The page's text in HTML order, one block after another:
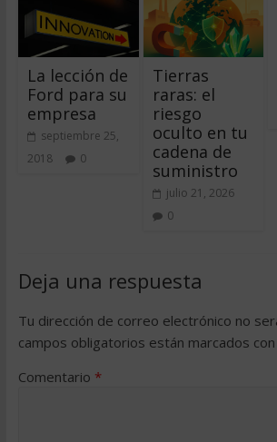
La lección de
Ford para su
empresa
septiembre 25,
2018
0
Tierras
raras: el
riesgo
oculto en tu
cadena de
suministro
julio 21, 2026
0
Deja una respuesta
Tu dirección de correo electrónico no
campos obligatorios están marcados con
Comentario *